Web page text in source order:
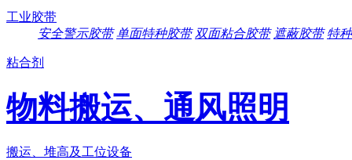
工业胶带
安全警示胶带 单面特种胶带 双面粘合胶带 遮蔽胶带 特
粘合剂
物料搬运、通风照明
搬运、堆高及工位设备